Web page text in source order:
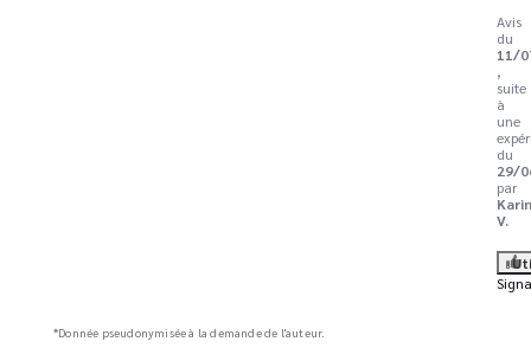
Avis
du
11/
,
suite
à
une
du
29/
par
V.
*Donnée pseudonymisée à la demande de l'auteur.